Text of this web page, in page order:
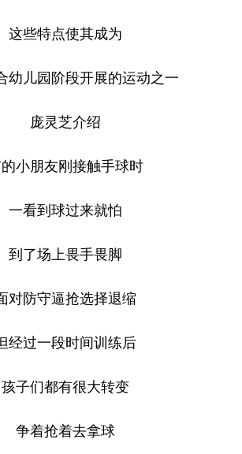
这些特点使其成为
幼儿园阶段开展的运动之一
庞灵芝介绍
小朋友刚接触手球时
一看到球过来就怕
到了场上畏手畏脚
对防守逼抢选择退缩
经过一段时间训练后
孩子们都有很大转变
争着抢着去拿球